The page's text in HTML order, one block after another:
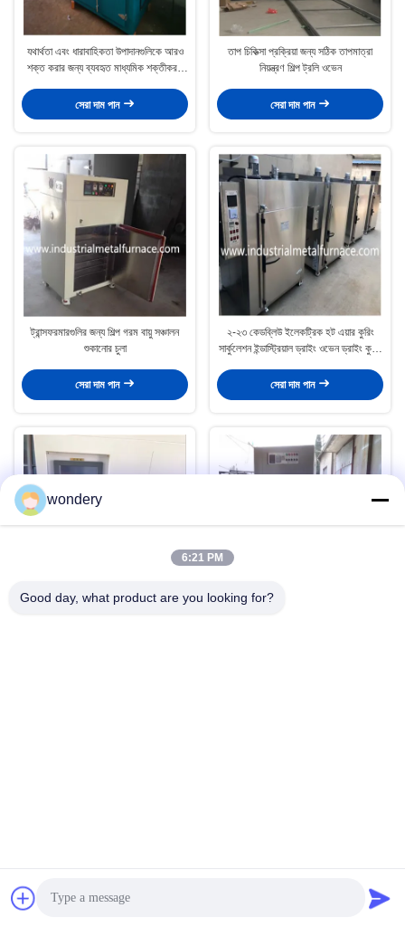
যথার্থতা এবং ধারাবাহিকতা উপাদানগুলিকে আরও
শক্ত করার জন্য ব্যবহৃত মাধ্যমিক শক্তীকরণ
সেরা দাম পান
তাপ চিকিত্সা প্রক্রিয়া জন্য সঠিক তাপমাত্রা
নিয়ন্ত্রণ শিল্প ট্রলি ওভেন
সেরা দাম পান
ট্রান্সফরমারগুলির জন্য শিল্প গরম বায়ু সঞ্চালন
শুকানোর চুলা
সেরা দাম পান
২-২৩ কেডব্লিউ ইলেকট্রিক হট এয়ার কুরিং
সার্কুলেশন ইন্ডাস্ট্রিয়াল ড্রাইং ওভেন ড্রাইং কুরিং
সেরা দাম পান
wondery
6:21 PM
Good day, what product are you looking for?